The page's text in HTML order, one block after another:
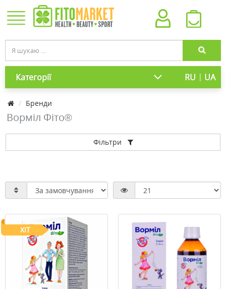
Категорії RU | UA
Бренди
Ворміл Фіто®
Фільтри
ХІТ